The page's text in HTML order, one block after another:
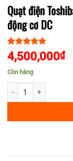
Quạt điện
động cơ DC
5.00trên 5
dựa trên
1
đánh giá
4,500,000₫
Còn hàng
Quạt điện Toshiba